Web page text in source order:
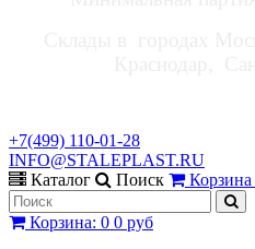
+7(499) 110-01-28
INFO@STALEPLAST.RU
Каталог
Поиск Корзина
Корзина: 0 0 руб